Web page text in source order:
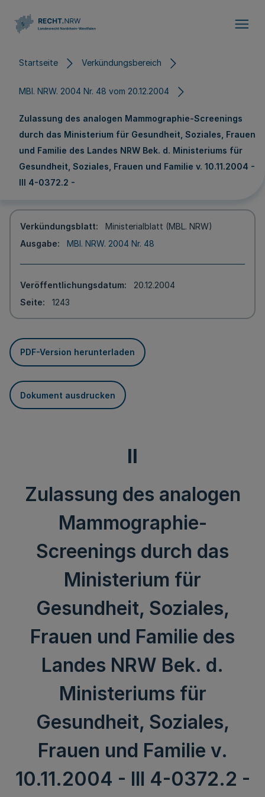
Startseite Verkündungsbereich
MBl. NRW. 2004 Nr. 48 vom 20.12.2004
Zulassung des analogen Mammographie-Screenings
durch das Ministerium für Gesundheit, Soziales, Frauen
und Familie des Landes NRW Bek. d. Ministeriums für
Gesundheit, Soziales, Frauen und Familie v. 10.11.2004 -
III 4-0372.2 -
Verkündungsblatt
Ministerialblatt (MBL. NRW)
Ausgabe
MBl. NRW. 2004 Nr. 48
Veröffentlichungsdatum
20.12.2004
Seite
1243
PDF-Version herunterladen
Dokument ausdrucken
II
Zulassung des analogen
Mammographie-
Screenings durch das
Ministerium für
Gesundheit, Soziales,
Frauen und Familie des
Landes NRW Bek. d.
Ministeriums für
Gesundheit, Soziales,
Frauen und Familie v.
10.11.2004 - III 4-0372.2 -